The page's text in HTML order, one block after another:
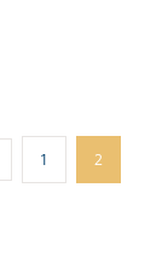
1 2